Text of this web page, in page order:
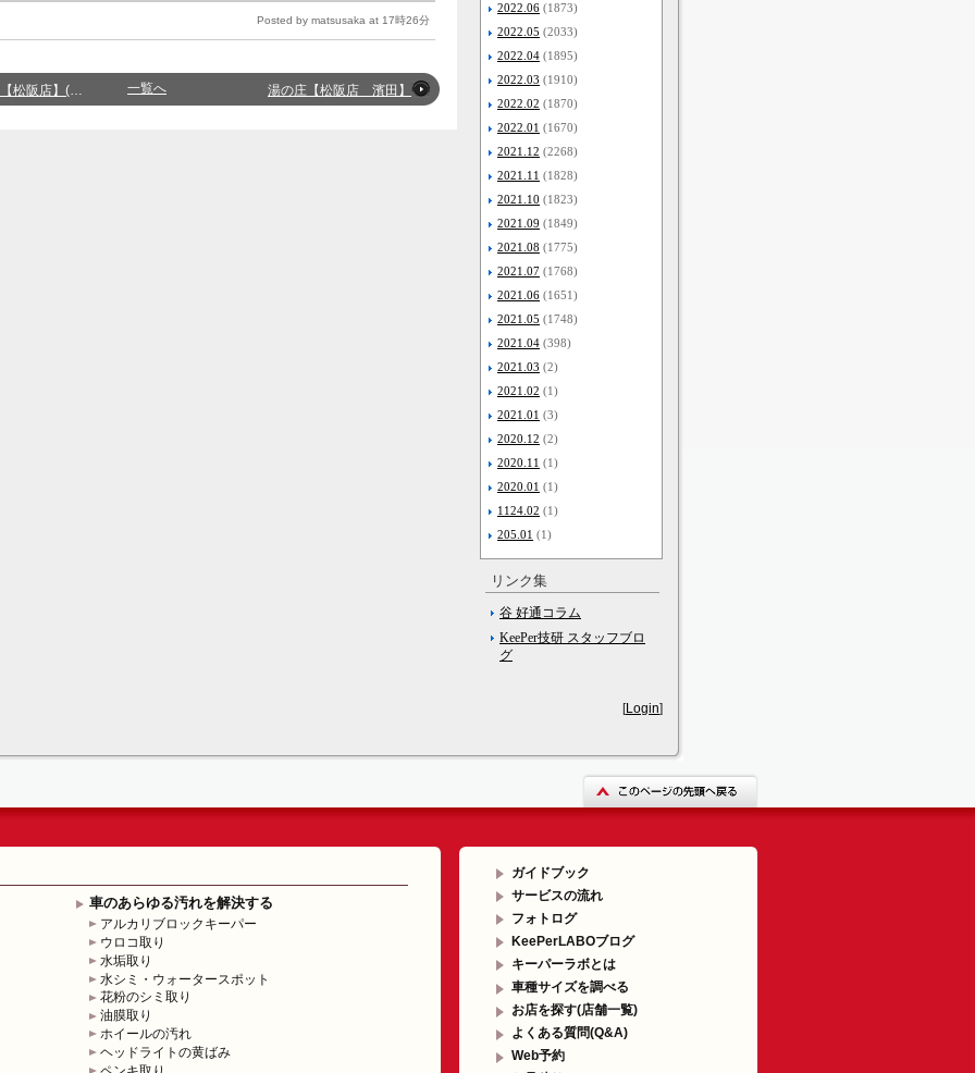
Posted by matsusaka at 17時26分
店】(佐藤) 一覧へ 湯の庄【松阪店 濱田】
2022.06 (1873)
2022.05 (2033)
2022.04 (1895)
2022.03 (1910)
2022.02 (1870)
2022.01 (1670)
2021.12 (2268)
2021.11 (1828)
2021.10 (1823)
2021.09 (1849)
2021.08 (1775)
2021.07 (1768)
2021.06 (1651)
2021.05 (1748)
2021.04 (398)
2021.03 (2)
2021.02 (1)
2021.01 (3)
2020.12 (2)
2020.11 (1)
2020.01 (1)
1124.02 (1)
205.01 (1)
リンク集
谷 好通コラム
KeePer技研 スタッフブロ
グ
[Login]
車のあらゆる汚れを解決する
アルカリブロックキーパー
ウロコ取り
水垢取り
水シミ・ウォータースポット
花粉のシミ取り
油膜取り
ホイールの汚れ
ヘッドライトの黄ばみ
ガイドブック
サービスの流れ
フォトログ
KeePerLABOブログ
キーパーラボとは
車種サイズを調べる
お店を探す(店舗一覧)
よくある質問(Q&A)
Web予約